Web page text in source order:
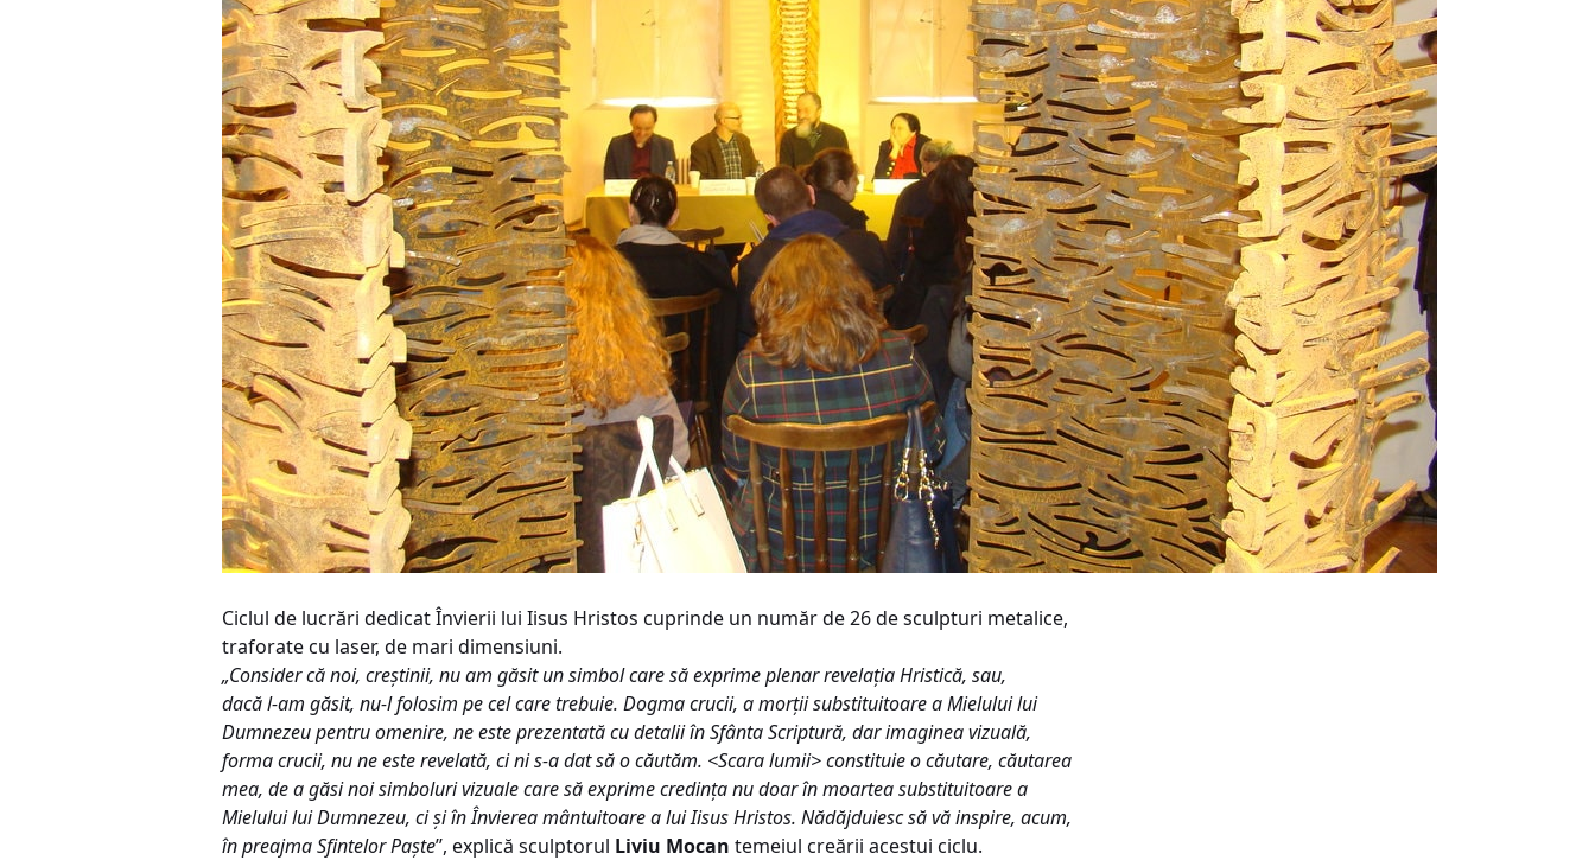
Ciclul de lucrări dedicat Învierii lui Iisus Hristos cuprinde un număr de 26 de sculpturi metalice,
traforate cu laser, de mari dimensiuni.
„Consider că noi, creștinii, nu am găsit un simbol care să exprime plenar revelația Hristică, sau,
dacă l-am găsit, nu-l folosim pe cel care trebuie. Dogma crucii, a morții substituitoare a Mielului lui
Dumnezeu pentru omenire, ne este prezentată cu detalii în Sfânta Scriptură, dar imaginea vizuală,
forma crucii, nu ne este revelată, ci ni s-a dat să o căutăm. <Scara lumii> constituie o căutare, căutarea
mea, de a găsi noi simboluri vizuale care să exprime credința nu doar în moartea substituitoare a
Mielului lui Dumnezeu, ci și în Învierea mântuitoare a lui Iisus Hristos. Nădăjduiesc să vă inspire, acum,
în preajma Sfintelor Paște’’, explică sculptorul Liviu Mocan temeiul creării acestui ciclu.